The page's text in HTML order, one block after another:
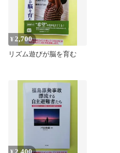
¥ 2,700
リズム遊びが脳を育む
2,400